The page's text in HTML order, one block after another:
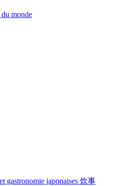
monde
gastronomie japonaises 炊事